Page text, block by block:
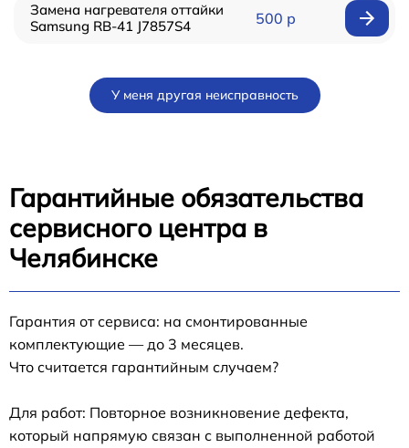
Замена нагревателя оттайки
Samsung RB-41 J7857S4
500 р
У меня другая неисправность
Гарантийные обязательства
сервисного центра в
Челябинске
Гарантия от сервиса: на смонтированные
комплектующие — до 3 месяцев.
Что считается гарантийным случаем?
Для работ: Повторное возникновение дефекта,
который напрямую связан с выполненной работой